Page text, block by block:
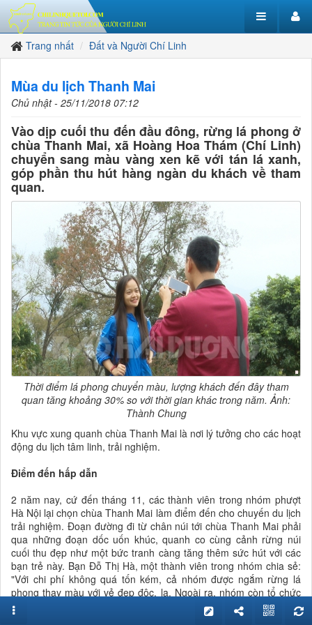
Trang nhất Đất và Người Chí Linh
Mùa du lịch Thanh Mai
Chủ nhật - 25/11/2018 07:12
Vào dịp cuối thu đến đầu đông, rừng lá phong ở
chùa Thanh Mai, xã Hoàng Hoa Thám (Chí Linh)
chuyển sang màu vàng xen kẽ với tán lá xanh,
góp phần thu hút hàng ngàn du khách về tham
quan.
Thời điểm lá phong chuyển màu, lượng khách đến đây tham
quan tăng khoảng 30% so với thời gian khác trong năm. Ảnh:
Thành Chung
Khu vực xung quanh chùa Thanh Mai là nơi lý tưởng cho các hoạt
động du lịch tâm linh, trải nghiệm.
Điểm đến hấp dẫn
2 năm nay, cứ đến tháng 11, các thành viên trong nhóm phượt
Hà Nội lại chọn chùa Thanh Mai làm điểm đến cho chuyến du lịch
trải nghiệm. Đoạn đường đi từ chân núi tới chùa Thanh Mai phải
qua những đoạn dốc uốn khúc, quanh co cùng cảnh rừng núi
cuối thu đẹp như một bức tranh càng tăng thêm sức hút với các
bạn trẻ này. Bạn Đỗ Thị Hà, một thành viên trong nhóm chia sẻ:
"Với chi phí không quá tốn kém, cả nhóm được ngắm rừng lá
phong thay màu với vẻ đẹp độc, lạ. Ngoài ra, nhóm còn tổ chức
các hoạt động ngoài trời ý nghĩa như leo núi, cắm trại, nhảy dù".
Họ cùng nhau lưu giữ kỷ niệm trên mạng xã hội Facebook. Và